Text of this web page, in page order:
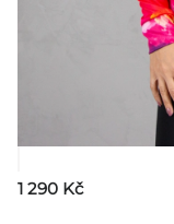
1 290 Kč